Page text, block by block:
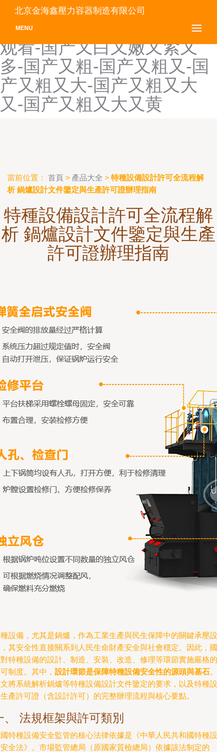
国产有码-国产有码视频-国
产有码在线观-国产有码在线
观看-国产又白又嫩又紧又
多-国产又粗-国产又粗又-国
产又粗又大-国产又粗又大
又-国产又粗又大又黄
北京金海鑫壓力容器制造有限公司
MENU
當前位置： 首頁 > 產品大全 > 特種設備設計許可全流程解
析 鍋爐設計文件鑒定與生產許可證辦理指南
特種設備設計許可全流程解
析 鍋爐設計文件鑒定與生產
許可證辦理指南
設備，尤其是鍋爐，作為工業生產與民生保障中的關鍵承壓設
，其安全性直接關系到人民生命財產安全與社會穩定。因此，國
特種設備的設計、制造、安裝、改造、修理等環節實施嚴格的
制度。其中， 設計環節是保障特種設備安全性的源頭與基石。
將系統解析鍋爐等特種設備設計文件鑒定的要求，以及特種設
產許可證（含設計許可）的完整辦理流程與核心要點。
、 法規框架與許可類別
特種設備安全監管的核心法律依據是《中華人民共和國特種設
全法》。市場監管總局（原國家質檢總局）依據該法制定的